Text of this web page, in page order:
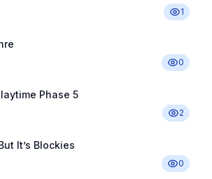
1
0
Phase 5
2
It’s Blockies
0